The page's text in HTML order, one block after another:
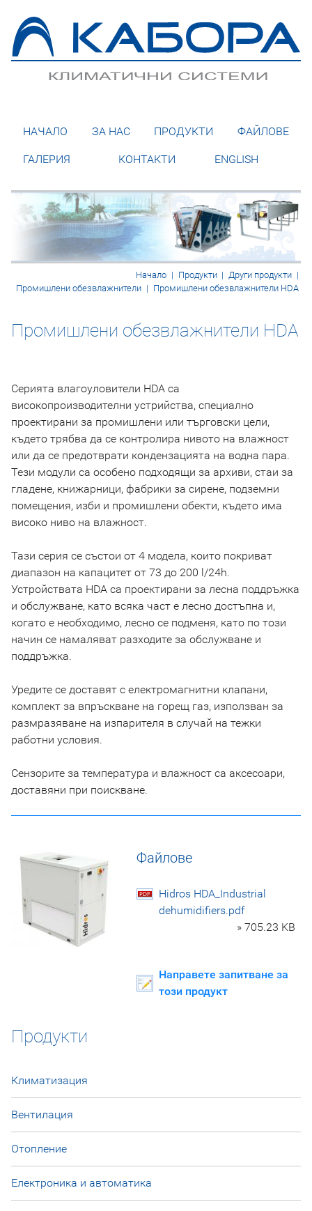
НАЧАЛО ЗА НАС ПРОДУКТИ ФАЙЛОВЕ
ГАЛЕРИЯ КОНТАКТИ ENGLISH
Начало | Продукти | Други продукти |
Промишлени обезвлажнители | Промишлени обезвлажнители HDA
Промишлени обезвлажнители HDA
Серията влагоуловители HDA са
високопроизводителни устрийства, специално
проектирани за промишлени или търговски цели,
където трябва да се контролира нивото на влажност
или да се предотврати кондензацията на водна пара.
Тези модули са особено подходящи за архиви, стаи за
гладене, книжарници, фабрики за сирене, подземни
помещения, изби и промишлени обекти, където има
високо ниво на влажност.
Тази серия се състои от 4 модела, които покриват
диапазон на капацитет от 73 до 200 l/24h.
Устройствата HDA са проектирани за лесна поддръжка
и обслужване, като всяка част е лесно достъпна и,
когато е необходимо, лесно се подменя, като по този
начин се намаляват разходите за обслужване и
поддръжка.
Уредите се доставят с електромагнитни клапани,
комплект за впръскване на горещ газ, използван за
размразяване на изпарителя в случай на тежки
работни условия.
Сензорите за температура и влажност са аксесоари,
доставяни при поискване.
Файлове
Hidros HDA_Industrial
dehumidifiers.pdf
» 705.23 KB
Направете запитване за
този продукт
Продукти
Климатизация
Вентилация
Отопление
Електроника и автоматика